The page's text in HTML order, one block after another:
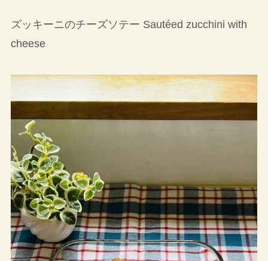
ズッキーニのチーズソテー Sautéed zucchini with
cheese